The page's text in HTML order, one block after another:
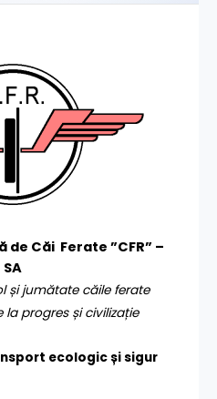
Căi Ferate ”CFR” –
SA
și jumătate căile ferate
progres și civilizație
ecologic și sigur